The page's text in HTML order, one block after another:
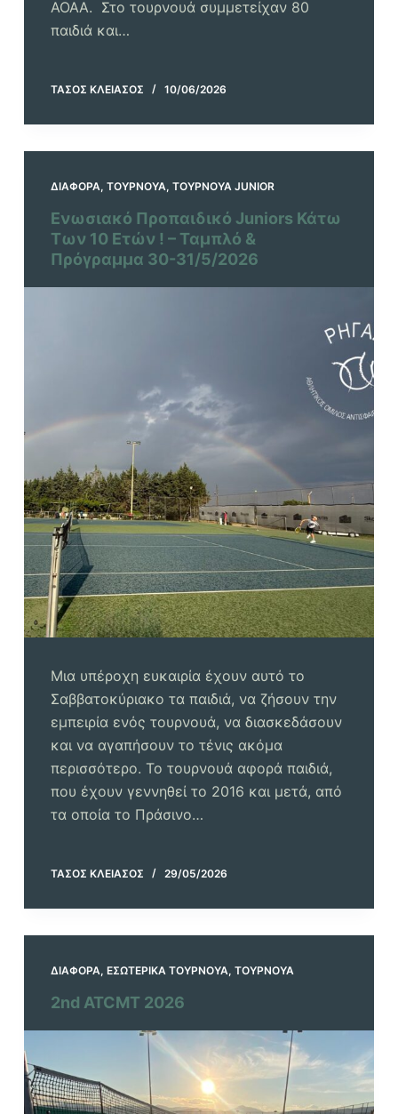
ΑΟΑΑ. Στο τουρνουά συμμετείχαν 80
παιδιά και…
ΤΆΣΟΣ ΚΛΕΙΆΣΟΣ 10/06/2026
ΔΙΆΦΟΡΑ, ΤΟΥΡΝΟΥΆ, ΤΟΥΡΝΟΥΆ JUNIOR
Ενωσιακό Προπαιδικό Juniors Κάτω
Των 10 Ετών ! – Ταμπλό &
Πρόγραμμα 30-31/5/2026
Μια υπέροχη ευκαιρία έχουν αυτό το
Σαββατοκύριακο τα παιδιά, να ζήσουν την
εμπειρία ενός τουρνουά, να διασκεδάσουν
και να αγαπήσουν το τένις ακόμα
περισσότερο. Το τουρνουά αφορά παιδιά,
που έχουν γεννηθεί το 2016 και μετά, από
τα οποία το Πράσινο…
ΤΆΣΟΣ ΚΛΕΙΆΣΟΣ 29/05/2026
ΔΙΆΦΟΡΑ, ΕΣΩΤΕΡΙΚΆ ΤΟΥΡΝΟΥΆ, ΤΟΥΡΝΟΥΆ
2nd ATCMT 2026